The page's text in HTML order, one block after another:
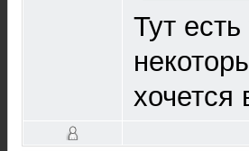
Тут
хочется